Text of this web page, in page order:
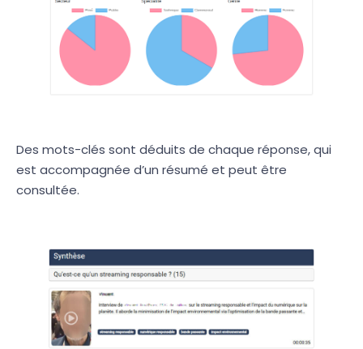
Des mots-clés sont déduits de chaque réponse, qui
est accompagnée d’un résumé et peut être
consultée.